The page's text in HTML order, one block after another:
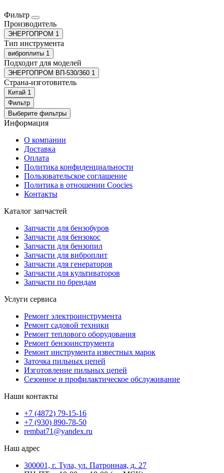
Фильтр
Производитель
ЭНЕРГОПРОМ 1
Тип инструмента
виброплиты 1
Подходит для моделей
ЭНЕРГОПРОМ ВП-530/360 1
Страна-изготовитель
Китай 1
Фильтр
Выберите фильтры
Информация
О компании
Доставка
Оплата
Политика конфиденциальности
Пользовательское соглашение
Политика в отношении Coocies
Контакты
Каталог запчастей
Запчасти для бензобуров
Запчасти для бензокос
Запчасти для бензопил
Запчасти для виброплит
Запчасти для генераторов
Запчасти для культиваторов
Запчасти по брендам
Услуги сервиса
Ремонт электроинструмента
Ремонт садовой техники
Ремонт теплового оборудования
Ремонт бензоинструмента
Ремонт инструмента известных марок
Заточка пильных цепей
Изготовление пильных цепей
Сезонное и профилактическое обслуживание
Наши контакты
+7 (4872) 79-15-16
+7 (930) 890-78-50
rembat71@yandex.ru
Наш адрес
300001, г. Тула, ул. Патронная, д. 27